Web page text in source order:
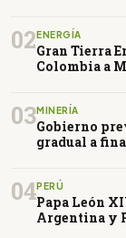
02ENERGÍA
Gran Tierra
Colombia a
03MINERÍA
Gobierno
gradual a
04PERÚ
Papa León
Argentina y